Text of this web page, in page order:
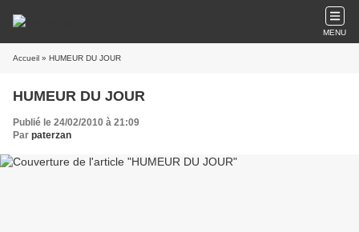
MENU
Accueil » HUMEUR DU JOUR
HUMEUR DU JOUR
Publié le 24/02/2010 à 21:09
Par paterzan